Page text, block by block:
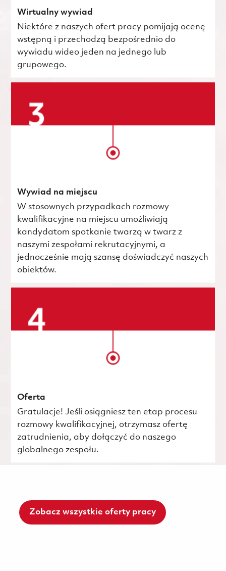
Wirtualny wywiad
Niektóre z naszych ofert pracy pomijają ocenę
wstępną i przechodzą bezpośrednio do
wywiadu wideo jeden na jednego lub
grupowego.
Wywiad na miejscu
W stosownych przypadkach rozmowy
kwalifikacyjne na miejscu umożliwiają
kandydatom spotkanie twarzą w twarz z
naszymi zespołami rekrutacyjnymi, a
jednocześnie mają szansę doświadczyć naszych
obiektów.
Oferta
Gratulacje! Jeśli osiągniesz ten etap procesu
rozmowy kwalifikacyjnej, otrzymasz ofertę
zatrudnienia, aby dołączyć do naszego
globalnego zespołu.
Zobacz wszystkie oferty pracy